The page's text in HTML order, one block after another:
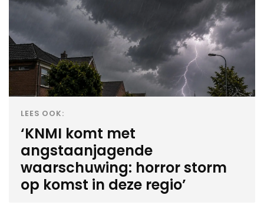
LEES OOK:
‘KNMI komt met
angstaanjagende
waarschuwing: horror storm
op komst in deze regio’